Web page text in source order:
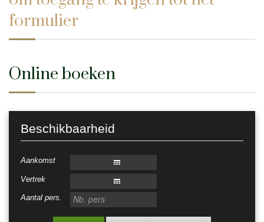
formulier
Online boeken
Beschikbaarheid
Aankomst
Vertrek
Aantal pers.